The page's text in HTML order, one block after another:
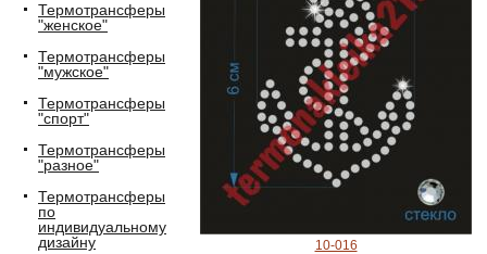
Термотрансферы
"женское"
Термотрансферы
"мужское"
Термотрансферы
"спорт"
Термотрансферы
"разное"
Термотрансферы
по
индивидуальному
дизайну
10-016